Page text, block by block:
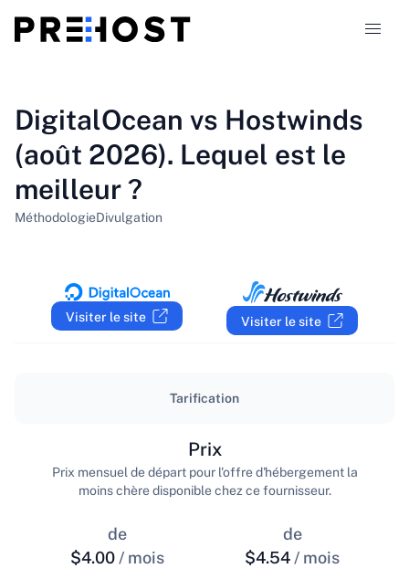
Comparaisons
FR
DigitalOcean vs Hostwinds
(août 2026). Lequel est le
meilleur ?
MéthodologieDivulgation
Visiter le site Visiter le site
Tarification
de
$4.00 / mois
Prix
Prix mensuel de départ pour l'offre d'hébergement la
moins chère disponible chez ce fournisseur.
de
$4.54/ mois